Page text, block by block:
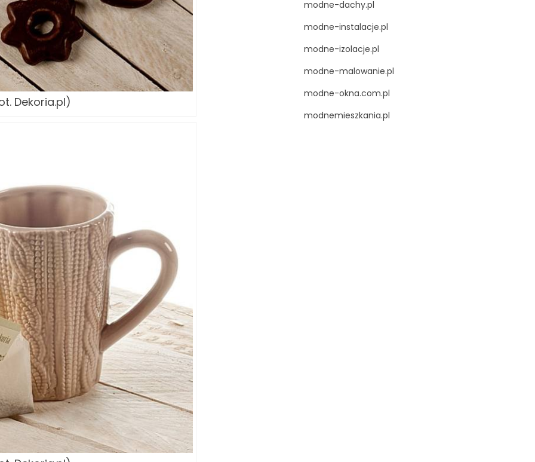
Dekoria.pl)
modne-dachy.pl
modne-instalacje.pl
modne-izolacje.pl
modne-malowanie.pl
modne-okna.com.pl
modnemieszkania.pl